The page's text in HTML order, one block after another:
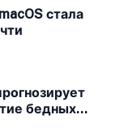
стала
бедных